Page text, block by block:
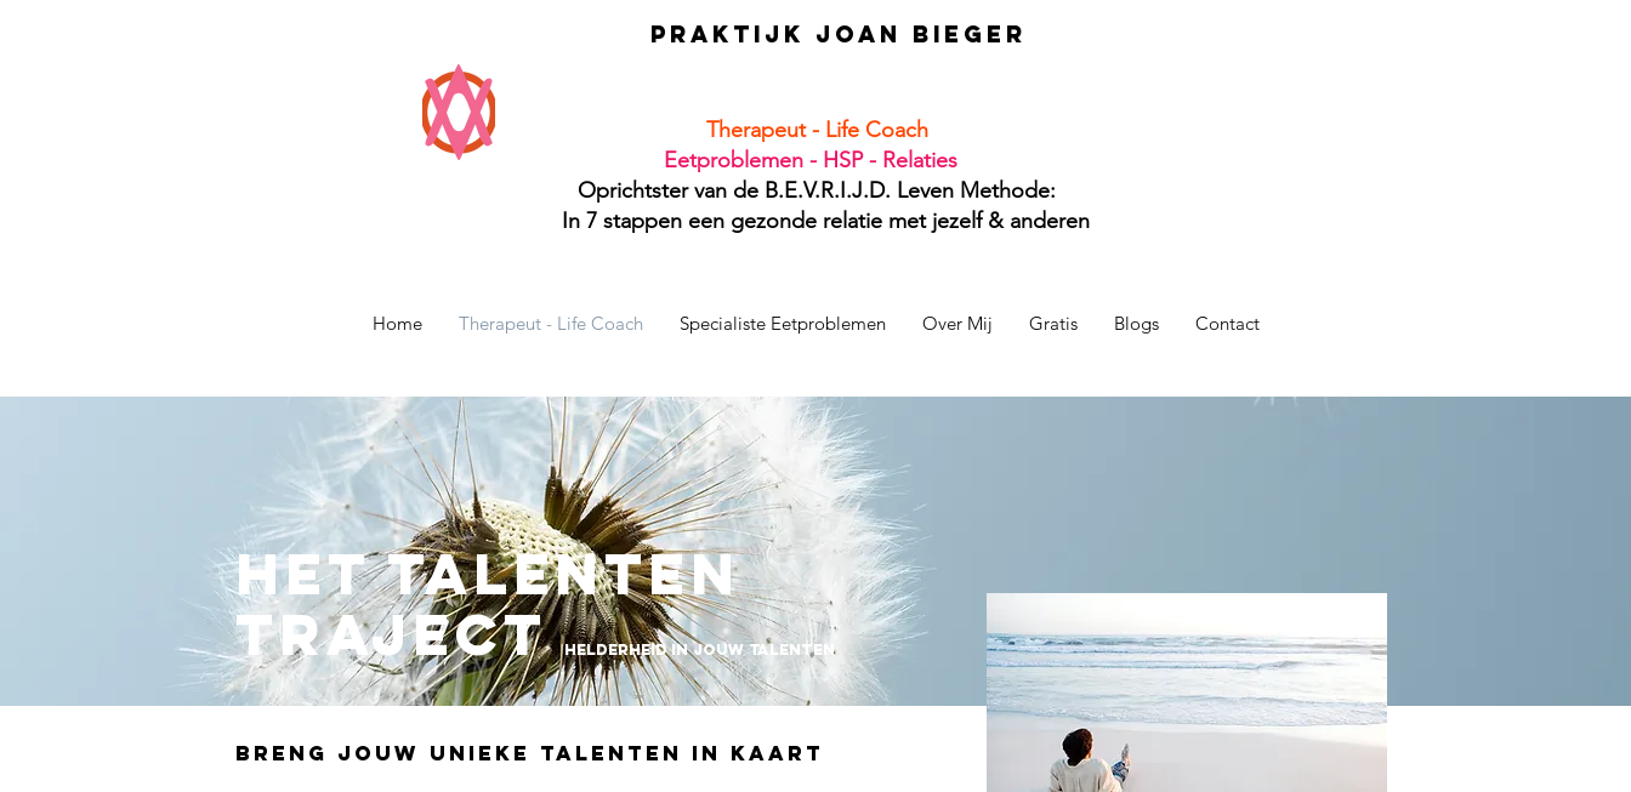
PRAKTIJK JOAN BIEGER
Therapeut - Life Coach
Eetproblemen - HSP - Relaties
Oprichtster van de B.E.V.R.I.J.D. Leven Methode:
In 7 stappen een gezonde relatie met jezelf & anderen
Home Therapeut - Life Coach Specialiste Eetproblemen Over Mij Gratis Blogs Contact
Het talenten
trajectHELDERHEID IN JOUW TALENTEN
breng jouw unieke talenten in kaart